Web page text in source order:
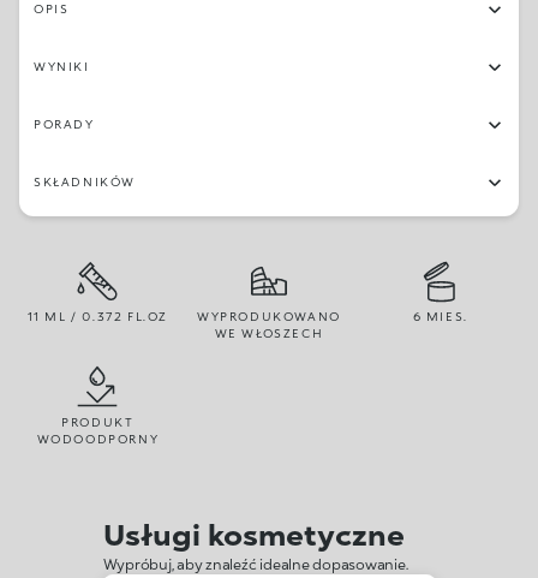
OPIS
WYNIKI
PORADY
SKŁADNIKÓW
11 ML / 0.372 FL.OZ
WYPRODUKOWANO
WE WŁOSZECH
6 MIES.
PRODUKT
WODOODPORNY
Usługi kosmetyczne
Wypróbuj, aby znaleźć idealne dopasowanie.